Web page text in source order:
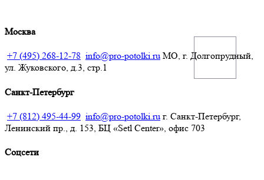
Москва
+7 (495) 268-12-78 info@pro-potolki.ru МО, г. Долгопрудный,
ул. Жуковского, д.3, стр.1
Санкт-Петербург
+7 (812) 495-44-99 info@pro-potolki.ru г. Санкт-Петербург,
Ленинский пр., д. 153, БЦ «Setl Center», офис 703
Соцсети
Получить расчёт